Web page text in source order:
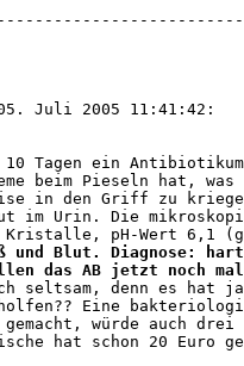
05. Juli 2005 11:41:42:
10 Tagen ein
beim Pieseln hat, was
in den Griff zu
im Urin. Die
und Blut. Diagnose:
das AB jetzt noch
seltsam, denn es hat
Eine
gemacht, würde auch drei
hat schon 20 Euro